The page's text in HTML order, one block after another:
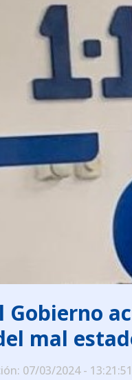
Gobierno
mal
07/03/2024 - 13:21:51